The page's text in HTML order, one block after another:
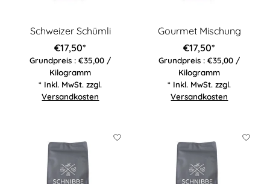
Schweizer Schümli
€17,50*
Grundpreis : €35,00 /
Kilogramm
* Inkl. MwSt. zzgl.
Versandkosten
Gourmet Mischung
€17,50*
Grundpreis : €35,00 /
Kilogramm
* Inkl. MwSt. zzgl.
Versandkosten